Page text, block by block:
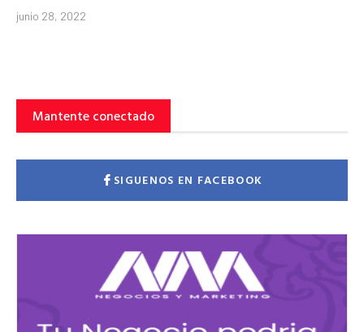
junio 28, 2022
Mantente conectado
SIGUENOS EN FACEBOOK